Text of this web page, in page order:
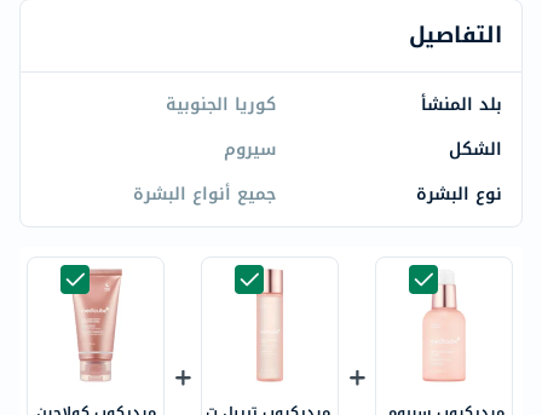
التفاصيل
بلد المنشأ
كوريا الجنوبية
الشكل
سيروم
نوع البشرة
جميع أنواع البشرة